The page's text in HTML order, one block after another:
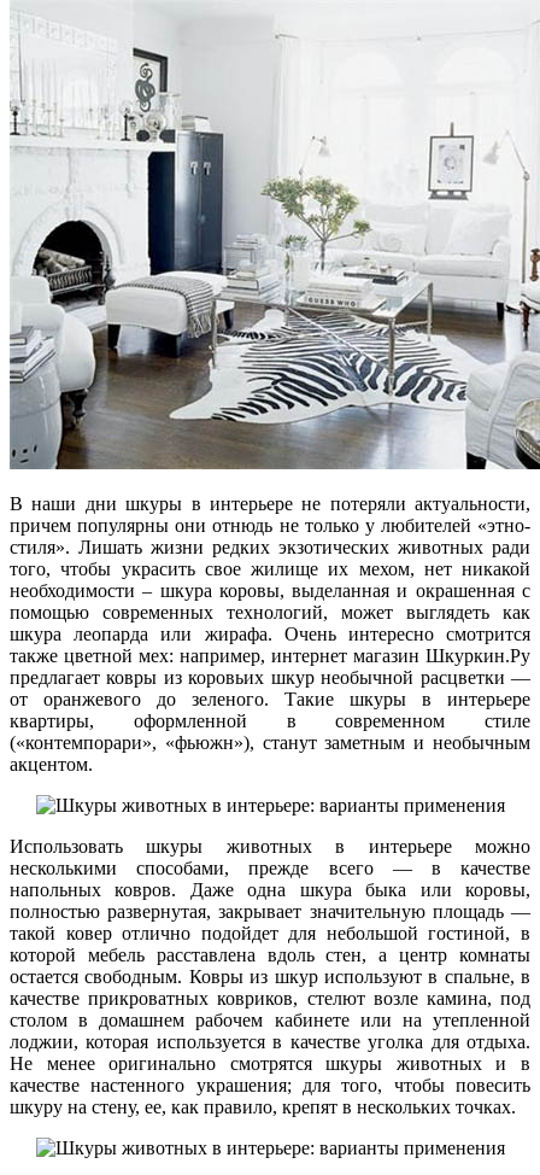
В наши дни шкуры в интерьере не потеряли актуальности,
причем популярны они отнюдь не только у любителей «этно-
стиля». Лишать жизни редких экзотических животных ради
того, чтобы украсить свое жилище их мехом, нет никакой
необходимости – шкура коровы, выделанная и окрашенная с
помощью современных технологий, может выглядеть как
шкура леопарда или жирафа. Очень интересно смотрится
также цветной мех: например, интернет магазин Шкуркин.Ру
предлагает ковры из коровьих шкур необычной расцветки —
от оранжевого до зеленого. Такие шкуры в интерьере
квартиры, оформленной в современном стиле
(«контемпорари», «фьюжн»), станут заметным и необычным
акцентом.
Использовать шкуры животных в интерьере можно
несколькими способами, прежде всего — в качестве
напольных ковров. Даже одна шкура быка или коровы,
полностью развернутая, закрывает значительную площадь —
такой ковер отлично подойдет для небольшой гостиной, в
которой мебель расставлена вдоль стен, а центр комнаты
остается свободным. Ковры из шкур используют в спальне, в
качестве прикроватных ковриков, стелют возле камина, под
столом в домашнем рабочем кабинете или на утепленной
лоджии, которая используется в качестве уголка для отдыха.
Не менее оригинально смотрятся шкуры животных и в
качестве настенного украшения; для того, чтобы повесить
шкуру на стену, ее, как правило, крепят в нескольких точках.